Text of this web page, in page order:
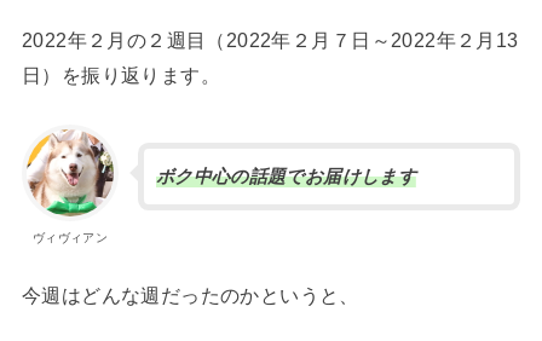
2022年２月の２週目（2022年２月７日～2022年２月13
日）を振り返ります。
ヴィヴィアン
ボク中心の話題でお届けします
今週はどんな週だったのかというと、